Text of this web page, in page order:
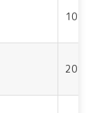
10%
20%